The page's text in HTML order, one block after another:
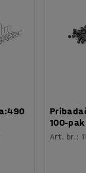
100-pak
Art. br.: